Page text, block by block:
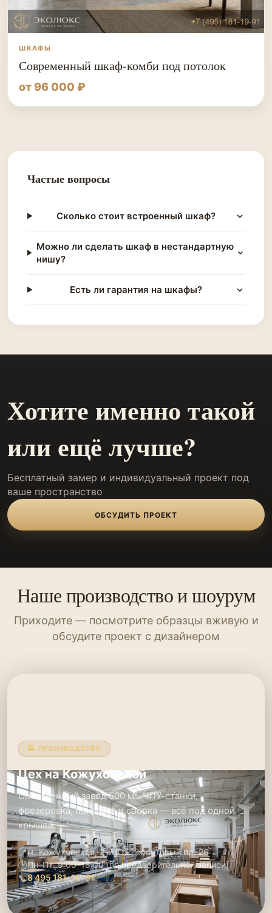
ШКАФЫ
Современный шкаф-комби под потолок
от 96 000 ₽
Частые вопросы
Сколько стоит встроенный шкаф?
Можно ли сделать шкаф в нестандартную
нишу?
Есть ли гарантия на шкафы?
Хотите именно такой
или ещё лучше?
Бесплатный замер и индивидуальный проект под
ваше пространство
ОБСУДИТЬ ПРОЕКТ
Наше производство и шоурум
Приходите — посмотрите образцы вживую и
обсудите проект с дизайнером
🏭 ПРОИЗВОДСТВО
Цех на Кожуховской
Собственный завод 500 м². ЧПУ-станки,
фрезеровка, покраска и сборка — всё под одной
крышей.
📍м. Кожуховская, 2-й Южнопортовый пр. 26
🕑Пн–Пт: 9:00–18:00 (по предварительной записи)
📞8 495 181-19-91